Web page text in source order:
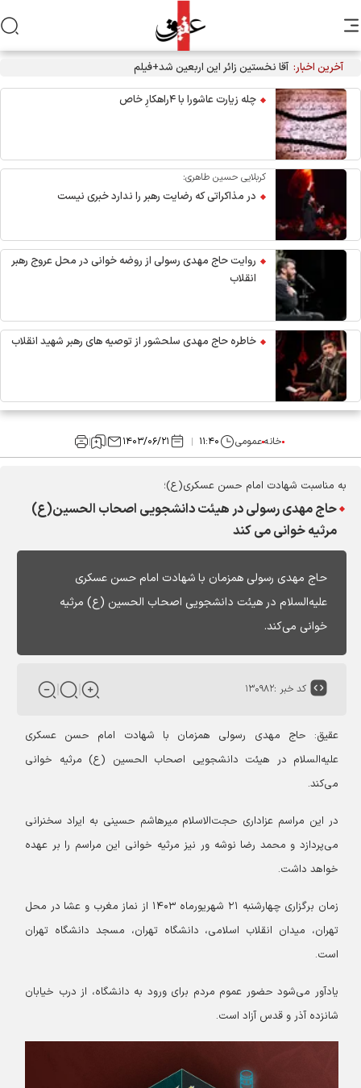
آخرین اخبار: آقا نخستین زائر این اربعین شد+فیلم
چله زیارت عاشورا با ۴راهکارِ خاص
کربلایی حسین طاهری:
در مذاکراتی که رضایت رهبر را ندارد خبری نیست
روایت حاج مهدی رسولی از روضه خوانی در محل عروج رهبر
انقلاب
خاطره حاج مهدی سلحشور از توصیه های رهبر شهید انقلاب
خانهعمومی ۱۱:۴۰ ۱۴۰۳/۰۶/۲۱
به مناسبت شهادت امام حسن عسکری(ع)؛
حاج مهدی رسولی در هیئت دانشجویی اصحاب الحسین(ع)
مرثیه خوانی می کند
حاج مهدی رسولی همزمان با شهادت امام حسن عسکری
علیه‌السلام در هیئت دانشجویی اصحاب الحسین (ع) مرثیه
خوانی می‌کند.
کد خبر :۱۳۰۹۸۲
عقیق: حاج مهدی رسولی همزمان با شهادت امام حسن عسکری
علیه‌السلام در هیئت دانشجویی اصحاب الحسین (ع) مرثیه خوانی
می‌کند.
در این مراسم عزاداری حجت‌الاسلام میرهاشم حسینی به ایراد سخنرانی
می‌پردازد و محمد رضا نوشه ور نیز مرثیه خوانی این مراسم را بر عهده
خواهد داشت.
زمان برگزاری چهارشنبه ۲۱ شهریورماه ۱۴۰۳از نماز مغرب و عشا در محل
تهران، میدان انقلاب اسلامی، دانشگاه تهران، مسجد دانشگاه تهران
است.
یادآور می‌شود حضور عموم مردم برای ورود به دانشگاه، از درب خیابان
شانزده آذر و قدس آزاد‬ است.